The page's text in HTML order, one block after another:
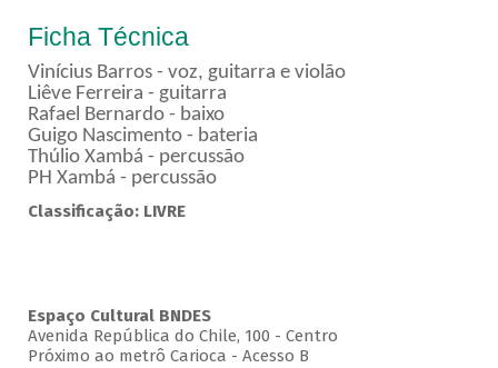
Ficha Técnica
Vinícius Barros - voz, guitarra e violão
Liêve Ferreira - guitarra
Rafael Bernardo - baixo
Guigo Nascimento - bateria
Thúlio Xambá - percussão
PH Xambá - percussão
Classificação: LIVRE
Espaço Cultural BNDES
Avenida República do Chile, 100 - Centro
Próximo ao metrô Carioca - Acesso B